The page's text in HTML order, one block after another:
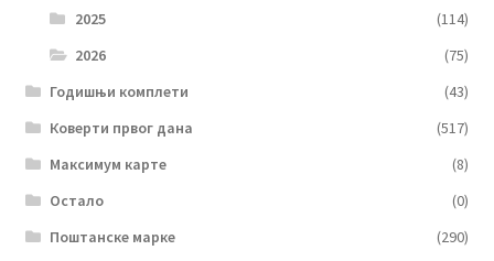
2025
(114)
2026
(75)
Годишњи комплети
(43)
Коверти првог дана
(517)
Максимум карте
(8)
Остало
(0)
Поштанске марке
(290)